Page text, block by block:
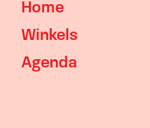
Home
Winkels
Agenda